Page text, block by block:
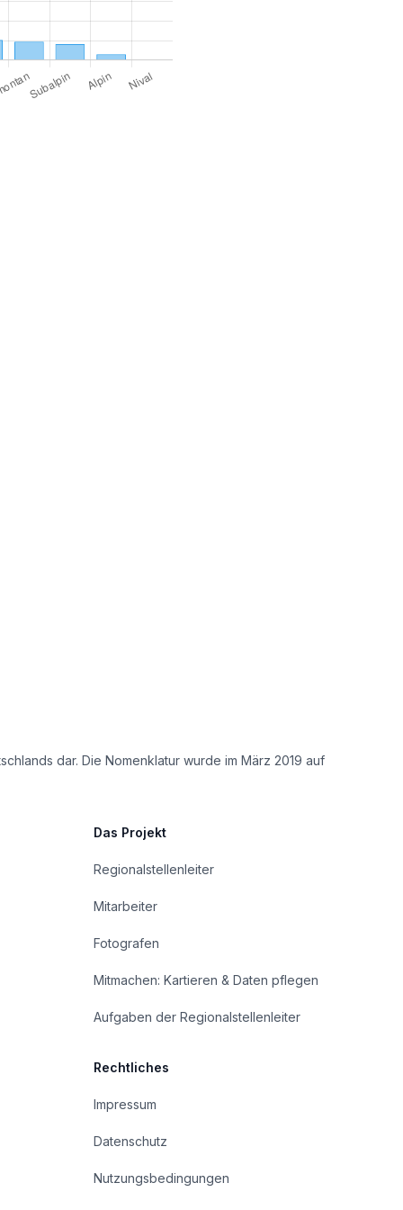
dar. Die Nomenklatur wurde im März 2019 auf
Das Projekt
Regionalstellenleiter
Mitarbeiter
Fotografen
Mitmachen: Kartieren & Daten pflegen
Aufgaben der Regionalstellenleiter
Rechtliches
Impressum
Datenschutz
Nutzungsbedingungen